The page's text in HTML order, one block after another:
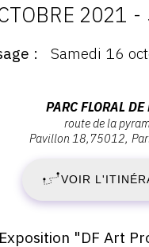
2021 -
Samedi 16
PARC FLORAL
route de la
Pavillon 18 75012
VOIR
"DF Art